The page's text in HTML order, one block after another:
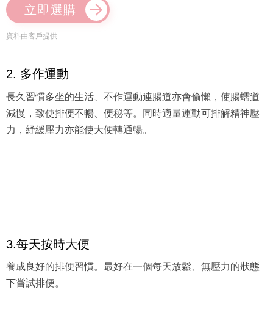
立即選購
資料由客戶提供
減慢，致使排便不暢、便秘等。同時適量運動可排解精神壓
力，紓緩壓力亦能使大便轉通暢。
下嘗試排便。